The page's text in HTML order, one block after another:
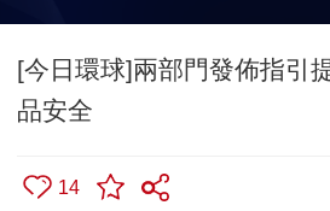
[今日環球]兩部門發佈指引
品安全
14